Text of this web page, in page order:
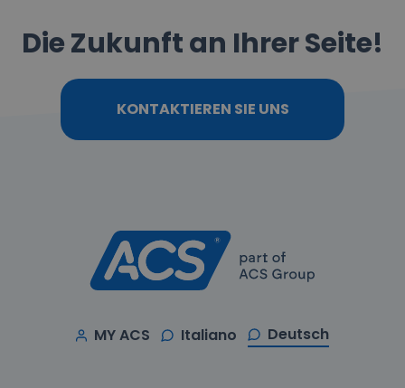
Die Zukunft an Ihrer Seite!
KONTAKTIEREN SIE UNS
MY ACS Italiano Deutsch